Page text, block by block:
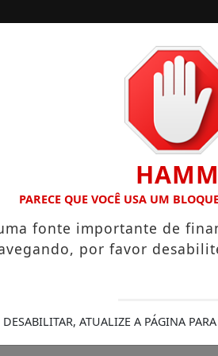
CAMPINAS
HECTARES UNE ALTA
pacote de
obras de
HAMM
PARECE QUE VOCÊ USA UM
fonte importante de
por favor
DESABILITAR, ATUALIZE A PÁGINA